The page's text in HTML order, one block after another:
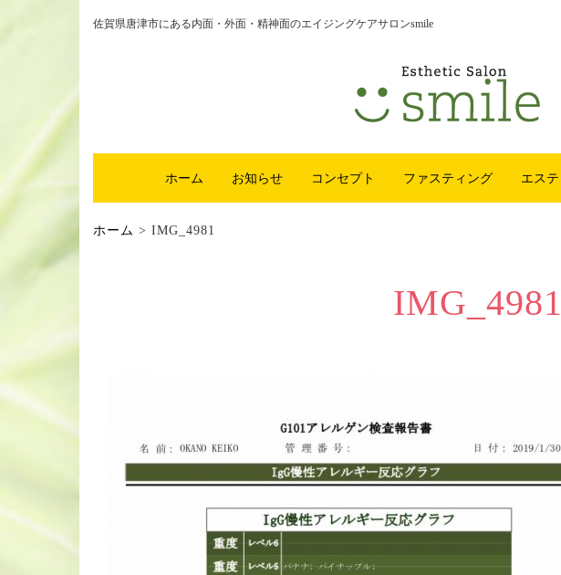
佐賀県唐津市にある内面・外面・精神面のエイジングケアサロンsmile
ホーム お知らせ コンセプト ファスティング エステ
ホーム > IMG_4981
IMG_4981